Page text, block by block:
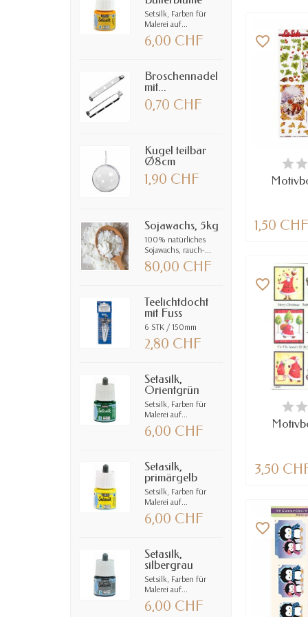
Setsilk, Farben für
Malerei auf...
6,00 CHF
Broschennadel
mit...
0,70 CHF
Kugel teilbar
Ø8cm
1,90 CHF
Sojawachs, 5kg
100% natürliches
Sojawachs, rauch-...
80,00 CHF
Teelichtdocht
mit Fuss
6 STK / 150mm
2,80 CHF
Setasilk,
Orientgrün
Setsilk, Farben für
Malerei auf...
6,00 CHF
Setasilk,
primärgelb
Setsilk, Farben für
Malerei auf...
6,00 CHF
Setasilk,
silbergrau
Setsilk, Farben für
Malerei auf...
6,00 CHF
favorite_border
1,50 CHF
favorite_border
3,50
favorite_border